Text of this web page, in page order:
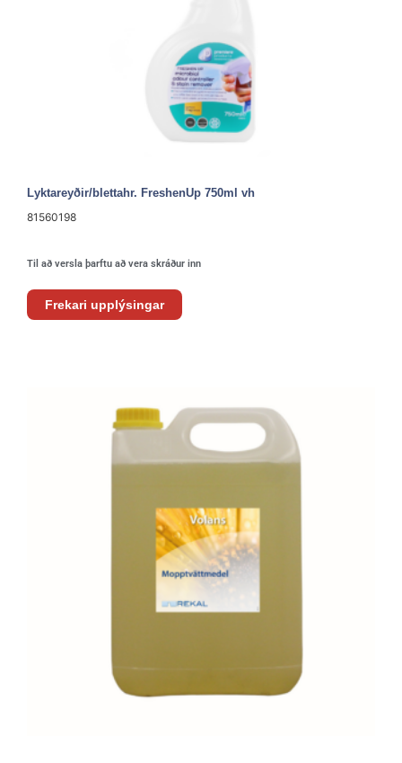
Lyktareyðir/blettahr. FreshenUp 750ml vh
81560198
Til að versla þarftu að vera skráður inn
Frekari upplýsingar